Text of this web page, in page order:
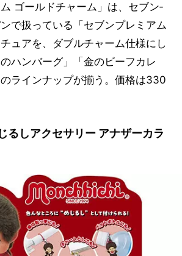
ム ゴールドチャーム」は、セブン‐
で扱っている「セブンプレミアム
ュアを、ダブルチャーム仕様にし
ハンバーグ」「金のビーフカレ
ラインナップが揃う。価格は330
るしアクセサリー アナザーカラ